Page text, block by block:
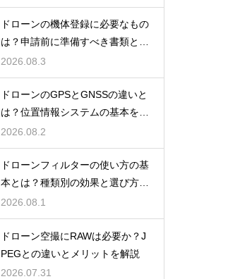
ドローンの機体登録に必要なもの
は？申請前に準備すべき書類と情
報
2026.08.3
ドローンのGPSとGNSSの違いと
は？位置情報システムの基本を解
説
2026.08.2
ドローンフィルターの使い方の基
本とは？種類別の効果と選び方を
解説
2026.08.1
ドローン空撮にRAWは必要か？J
PEGとの違いとメリットを解説
2026.07.31